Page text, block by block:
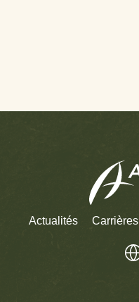
Actualités Carrières